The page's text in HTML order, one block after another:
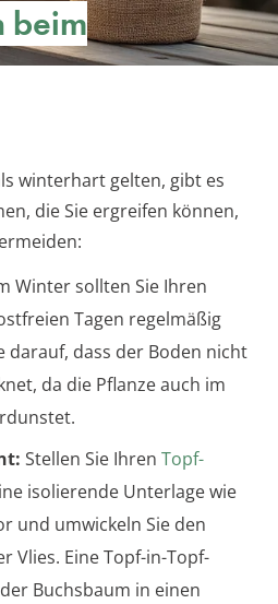
beim
winterhart gelten, gibt es
die Sie ergreifen können,
Winter sollten Sie Ihren
Tagen regelmäßig
darauf, dass der Boden nicht
da die Pflanze auch im
Stellen Sie Ihren Topf-
isolierende Unterlage wie
und umwickeln Sie den
Vlies. Eine Topf-in-Topf-
Buchsbaum in einen